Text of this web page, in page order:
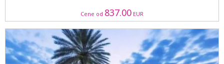
Cene od 837.00 EUR